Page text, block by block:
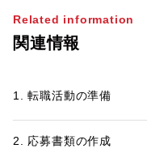
Related information
関連情報
1. 転職活動の準備
2. 応募書類の作成